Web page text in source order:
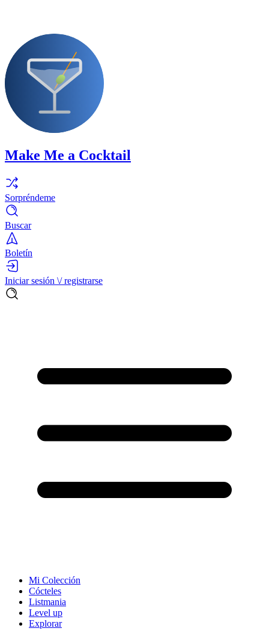
Make Me a Cocktail
Sorpréndeme
Buscar
Boletín
Iniciar sesión \/ registrarse
Mi Colección
Cócteles
Listmania
Level up
Explorar